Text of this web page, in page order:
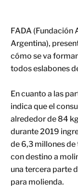
FADA (Fundación
Argentina),
cómo se va
todos eslabones
En cuanto a las
indica que el
alrededor de 84
durante 2019
de 6,3 millones
con destino a
una tercera parte
para molienda.